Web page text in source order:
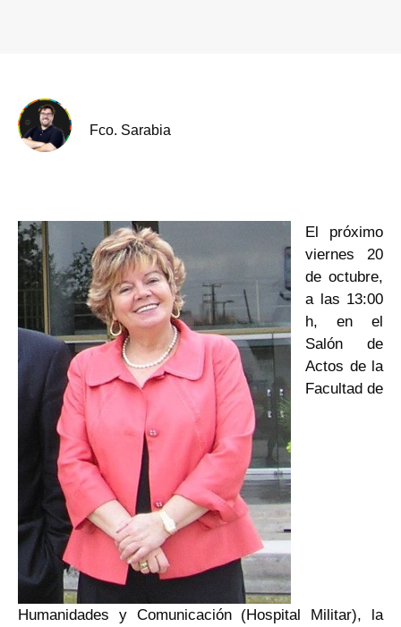
Fco. Sarabia
El próximo
viernes 20
de octubre,
a las 13:00
h, en el
Salón de
Actos de la
Facultad de
Humanidades y Comunicación (Hospital Militar), la